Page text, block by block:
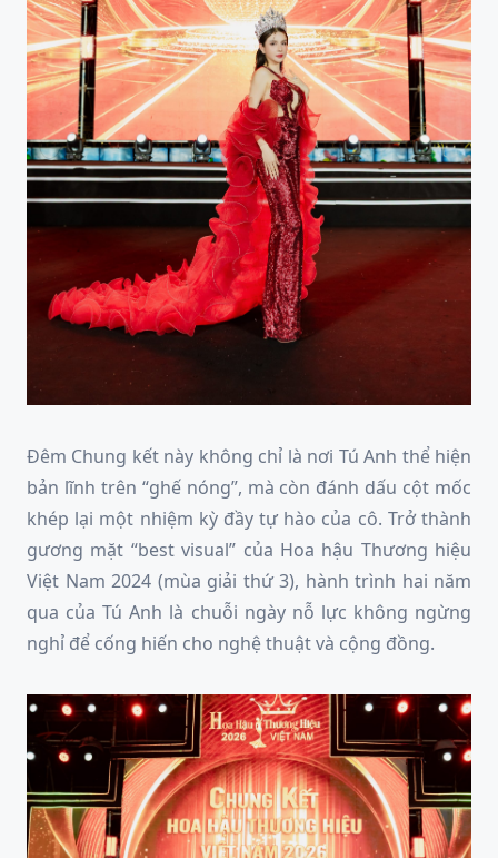
Đêm Chung kết này không chỉ là nơi Tú Anh thể hiện
bản lĩnh trên “ghế nóng”, mà còn đánh dấu cột mốc
khép lại một nhiệm kỳ đầy tự hào của cô. Trở thành
gương mặt “best visual” của Hoa hậu Thương hiệu
Việt Nam 2024 (mùa giải thứ 3), hành trình hai năm
qua của Tú Anh là chuỗi ngày nỗ lực không ngừng
nghỉ để cống hiến cho nghệ thuật và cộng đồng.